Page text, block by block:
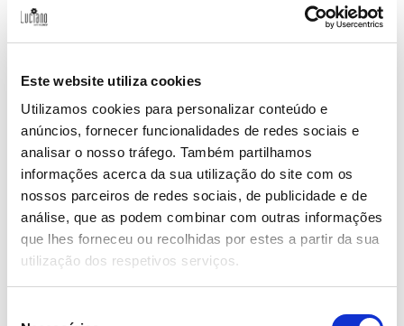
Este website utiliza cookies
Utilizamos cookies para personalizar conteúdo e
anúncios, fornecer funcionalidades de redes sociais e
analisar o nosso tráfego. Também partilhamos
informações acerca da sua utilização do site com os
nossos parceiros de redes sociais, de publicidade e de
análise, que as podem combinar com outras informações
que lhes forneceu ou recolhidas por estes a partir da sua
utilização dos respetivos serviços.
Coleção de Inverno
Coleção Dia dos Namorados
Complementos
Dia das Mães
Girassol
Nascimento